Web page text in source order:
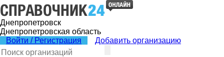
Днепропетровск
Днепропетровская область
Войти / Регистрация
Добавить организацию